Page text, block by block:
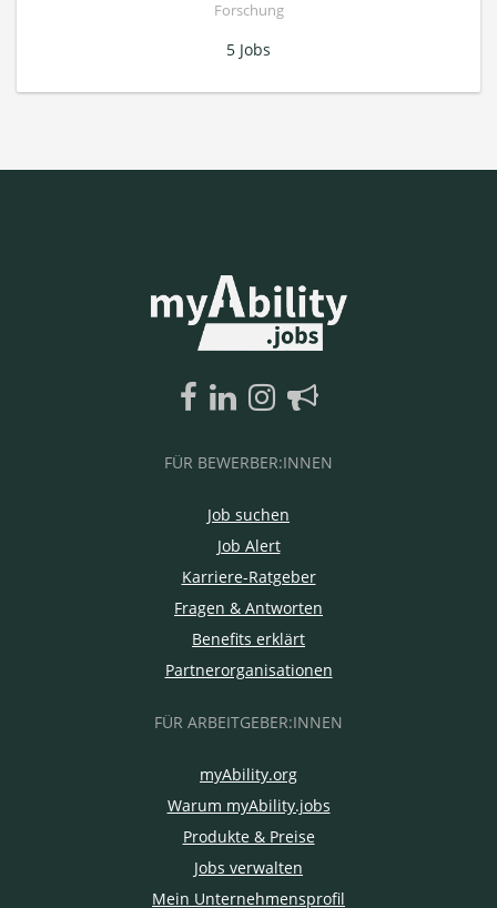
Forschung
5 Jobs
FÜR BEWERBER:INNEN
Job suchen
Job Alert
Karriere-Ratgeber
Fragen & Antworten
Benefits erklärt
Partnerorganisationen
FÜR ARBEITGEBER:INNEN
myAbility.org
Warum myAbility.jobs
Produkte & Preise
Jobs verwalten
Mein Unternehmensprofil